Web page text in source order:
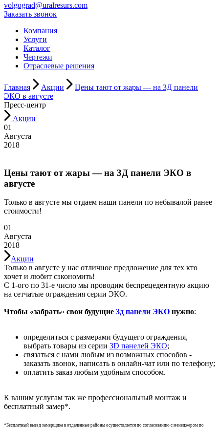
volgograd@uralresurs.com
Заказать звонок
Компания
Услуги
Каталог
Чертежи
Отраслевые решения
Главная Акции
Цены тают от жары — на 3Д панели
ЭКО в августе
Пресс-центр
Акции
01
Августа
2018
Цены тают от жары — на 3Д панели ЭКО в
августе
Только в августе мы отдаем наши панели по небывалой ранее
стоимости!
01
Августа
2018
Акции
Только в августе у нас отличное предложение для тех кто
хочет и любит сэкономить!
С 1-ого по 31-е число мы проводим беспрецедентную акцию
на сетчатые ограждения серии ЭКО.
Чтобы «забрать» свои будущие 3д панели ЭКО нужно:
определиться с размерами будущего ограждения,
выбрать товары из серии 3D панелей ЭКО;
связаться с нами любым из возможных способов -
заказать звонок, написать в онлайн-чат или по телефону;
оплатить заказ любым удобным способом.
К вашим услугам так же профессиональный монтаж и
бесплатный замер*.
*Бесплатный выезд замерщика в отдаленные районы осуществляется по согласованию с менеджером по